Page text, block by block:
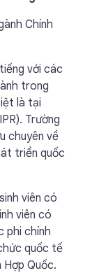
Chính
với các
trong
là tại
Trường
chuyên về
triển quốc
viên có
viên có
phi chính
quốc tế
Hợp Quốc.